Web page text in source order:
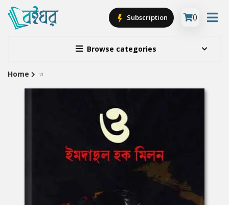
Browse categories
Subscription 0
Site
Home ও